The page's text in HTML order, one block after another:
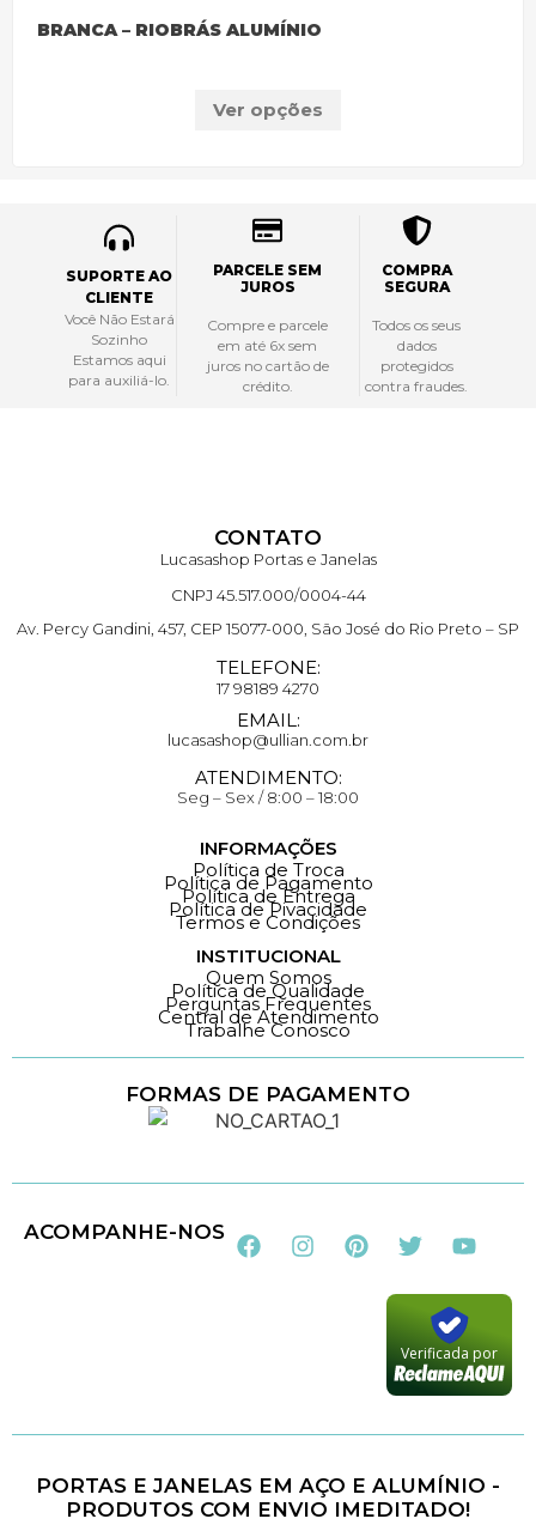
BRANCA – RIOBRÁS ALUMÍNIO
Ver opções
SUPORTE AO
CLIENTE
Você Não Estará
Sozinho
Estamos aqui
para auxiliá-lo.
PARCELE SEM
JUROS
Compre e parcele
em até 6x sem
juros no cartão de
crédito.
COMPRA
SEGURA
Todos os seus
dados
protegidos
contra fraudes.
CONTATO
Lucasashop Portas e Janelas
CNPJ 45.517.000/0004-44
Av. Percy Gandini, 457, CEP 15077-000, São José do Rio Preto – SP
TELEFONE:
17 98189 4270
EMAIL:
lucasashop@ullian.com.br
ATENDIMENTO:
Seg – Sex / 8:00 – 18:00
INFORMAÇÕES
Política de Troca
Política de Pagamento
Política de Entrega
Política de Pivacidade
Termos e Condições
INSTITUCIONAL
Quem Somos
Política de Qualidade
Perguntas Frequentes
Central de Atendimento
Trabalhe Conosco
FORMAS DE PAGAMENTO
ACOMPANHE-NOS
Verificada por
PORTAS E JANELAS EM AÇO E ALUMÍNIO -
PRODUTOS COM ENVIO IMEDITADO!